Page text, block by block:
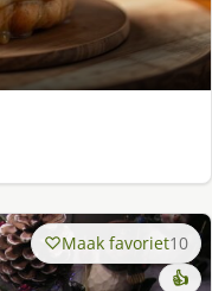
Maak favoriet10
👍